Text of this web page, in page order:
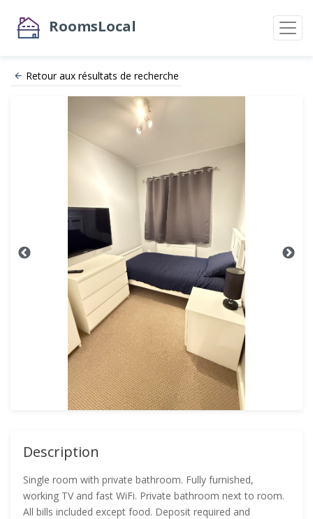
RoomsLocal
Retour aux résultats de recherche
Description
Single room with private bathroom. Fully furnished,
working TV and fast WiFi. Private bathroom next to room.
All bills included except food. Deposit required and